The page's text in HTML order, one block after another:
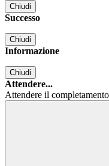
Chiudi
Successo
Chiudi
Informazione
Chiudi
Attendere...
Attendere il